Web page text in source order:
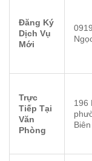
Đăng Ký
Dịch Vụ
Mới
Trực
Tiếp Tại
Văn
Phòng
196